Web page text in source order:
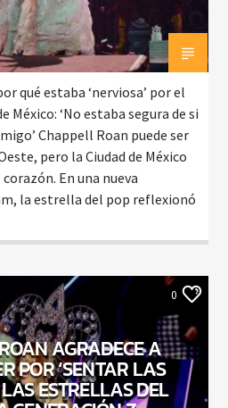
qué estaba ‘nerviosa’ por el
México: ‘No estaba segura de si
Chappell Roan puede ser
pero la Ciudad de México
En una nueva
la estrella del pop reflexionó
0
AGRADECE A
POR ‘SENTAR LAS
ESTRELLAS DEL